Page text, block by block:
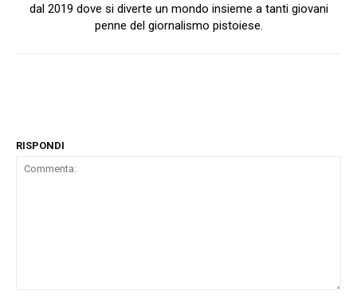
dal 2019 dove si diverte un mondo insieme a tanti giovani
penne del giornalismo pistoiese.
RISPONDI